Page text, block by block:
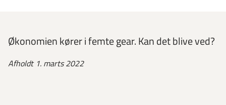
Økonomien kører i femte gear. Kan det blive ved?
Afholdt 1. marts 2022